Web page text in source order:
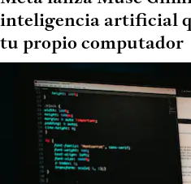
inteligencia artificial
tu propio computador